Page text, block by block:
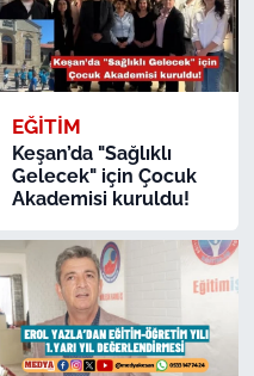
EĞİTİM
Keşan’da "Sağlıklı
Gelecek" için Çocuk
Akademisi kuruldu!